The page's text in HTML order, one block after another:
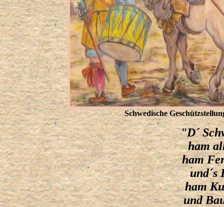
Schwedische
"D´
ham
ham
und´s
ham
und